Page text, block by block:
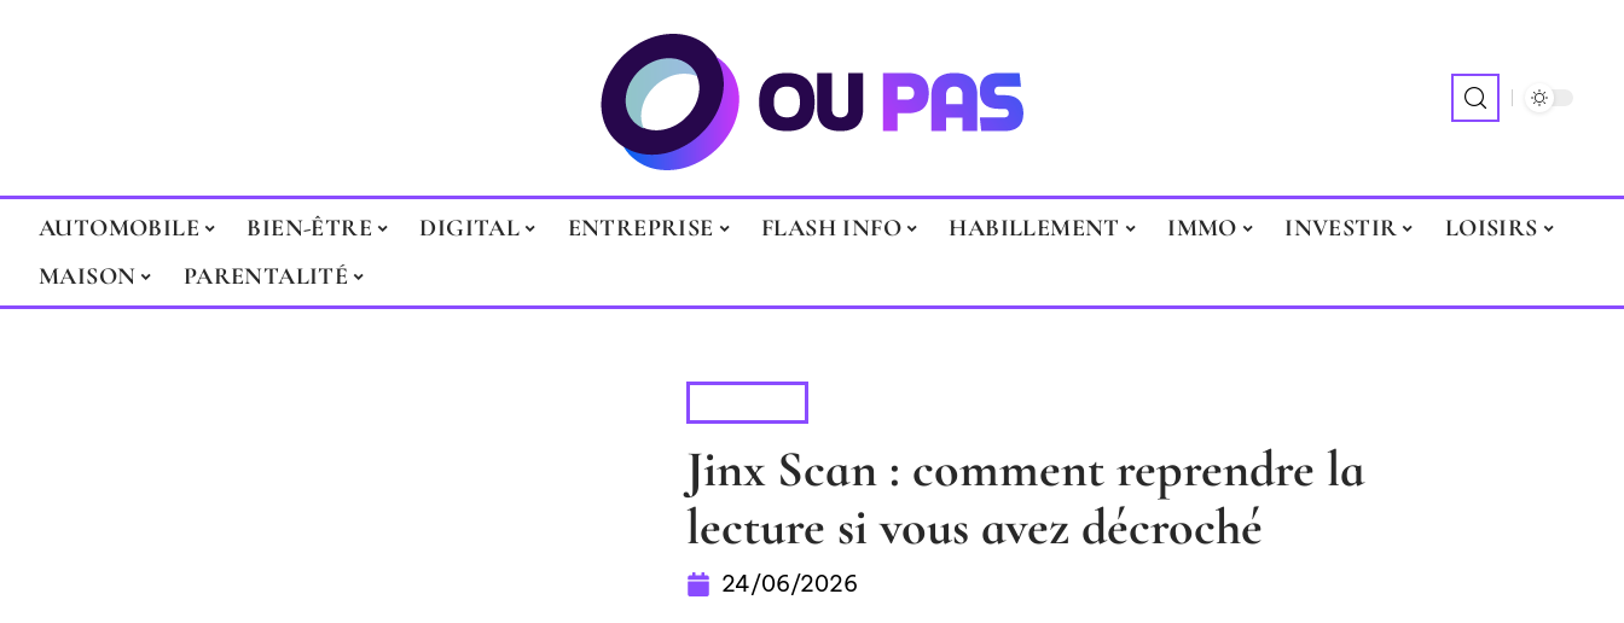
AUTOMOBILE BIEN-ÊTRE DIGITAL ENTREPRISE FLASH INFO HABILLEMENT IMMO INVESTIR
LOISIRS
MAISON
PARENTALITÉ
Jinx Scan : comment reprendre la
lecture si vous avez décroché
24/06/2026